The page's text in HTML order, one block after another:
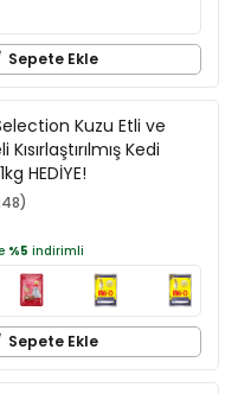
Sepete Ekle
Kuzu Etli ve
Kedi
HEDİYE!
%5 indirimli
Sepete Ekle